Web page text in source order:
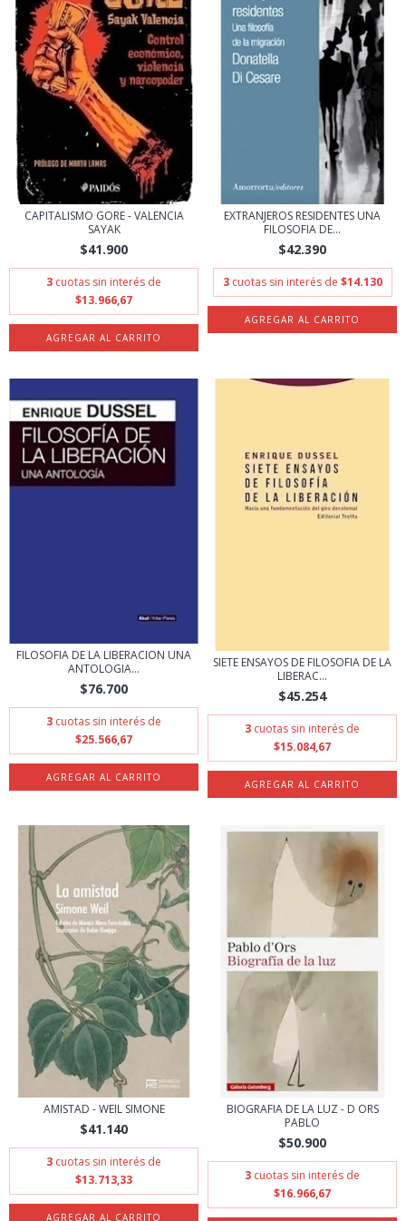
CAPITALISMO GORE - VALENCIA
SAYAK
$41.900
3 cuotas sin interés de
$13.966,67
EXTRANJEROS RESIDENTES UNA
FILOSOFIA DE...
$42.390
3 cuotas sin interés de $14.130
FILOSOFIA DE LA LIBERACION UNA
ANTOLOGIA...
$76.700
3 cuotas sin interés de
$25.566,67
SIETE ENSAYOS DE FILOSOFIA DE LA
LIBERAC...
$45.254
3 cuotas sin interés de
$15.084,67
AMISTAD - WEIL SIMONE
$41.140
3 cuotas sin interés de
$13.713,33
BIOGRAFIA DE LA LUZ - D ORS
PABLO
$50.900
3 cuotas sin interés de
$16.966,67